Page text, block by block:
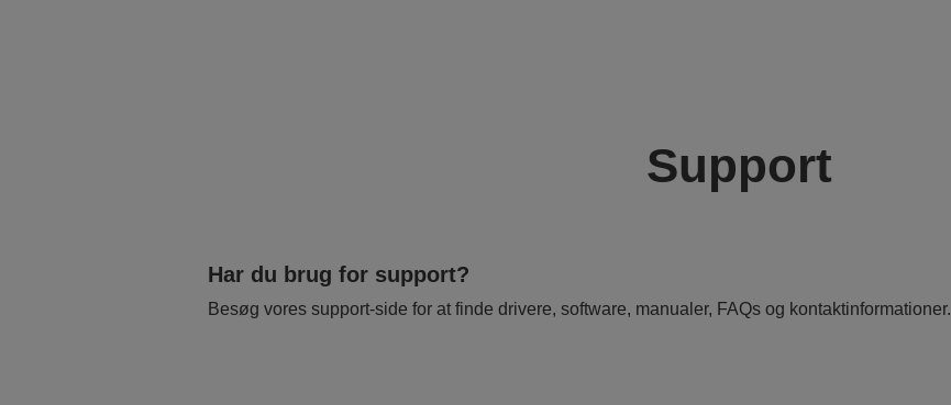
Support
Har du brug for support?
Besøg vores support-side for at finde drivere, software, manualer, FAQs og kontaktinformationer.